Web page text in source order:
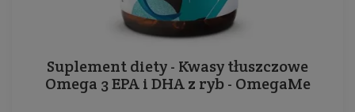
Suplement diety - Kwasy tłuszczowe
Omega 3 EPA i DHA z ryb - OmegaMe